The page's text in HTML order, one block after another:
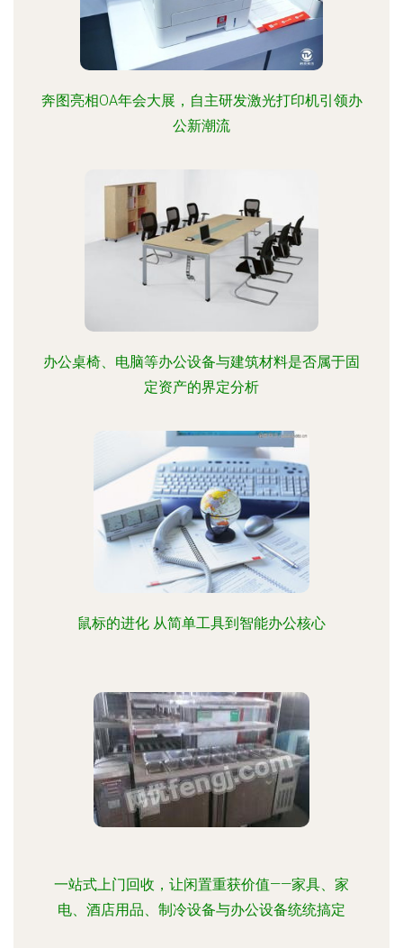
奔图亮相OA年会大展，自主研发激光打印机引领办
公新潮流
办公桌椅、电脑等办公设备与建筑材料是否属于固
定资产的界定分析
鼠标的进化 从简单工具到智能办公核心
一站式上门回收，让闲置重获价值——家具、家
电、酒店用品、制冷设备与办公设备统统搞定